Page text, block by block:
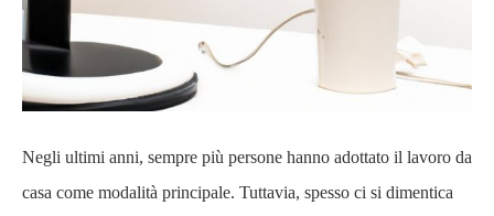
Negli ultimi anni, sempre più persone hanno adottato il lavoro da
casa come modalità principale. Tuttavia, spesso ci si dimentica